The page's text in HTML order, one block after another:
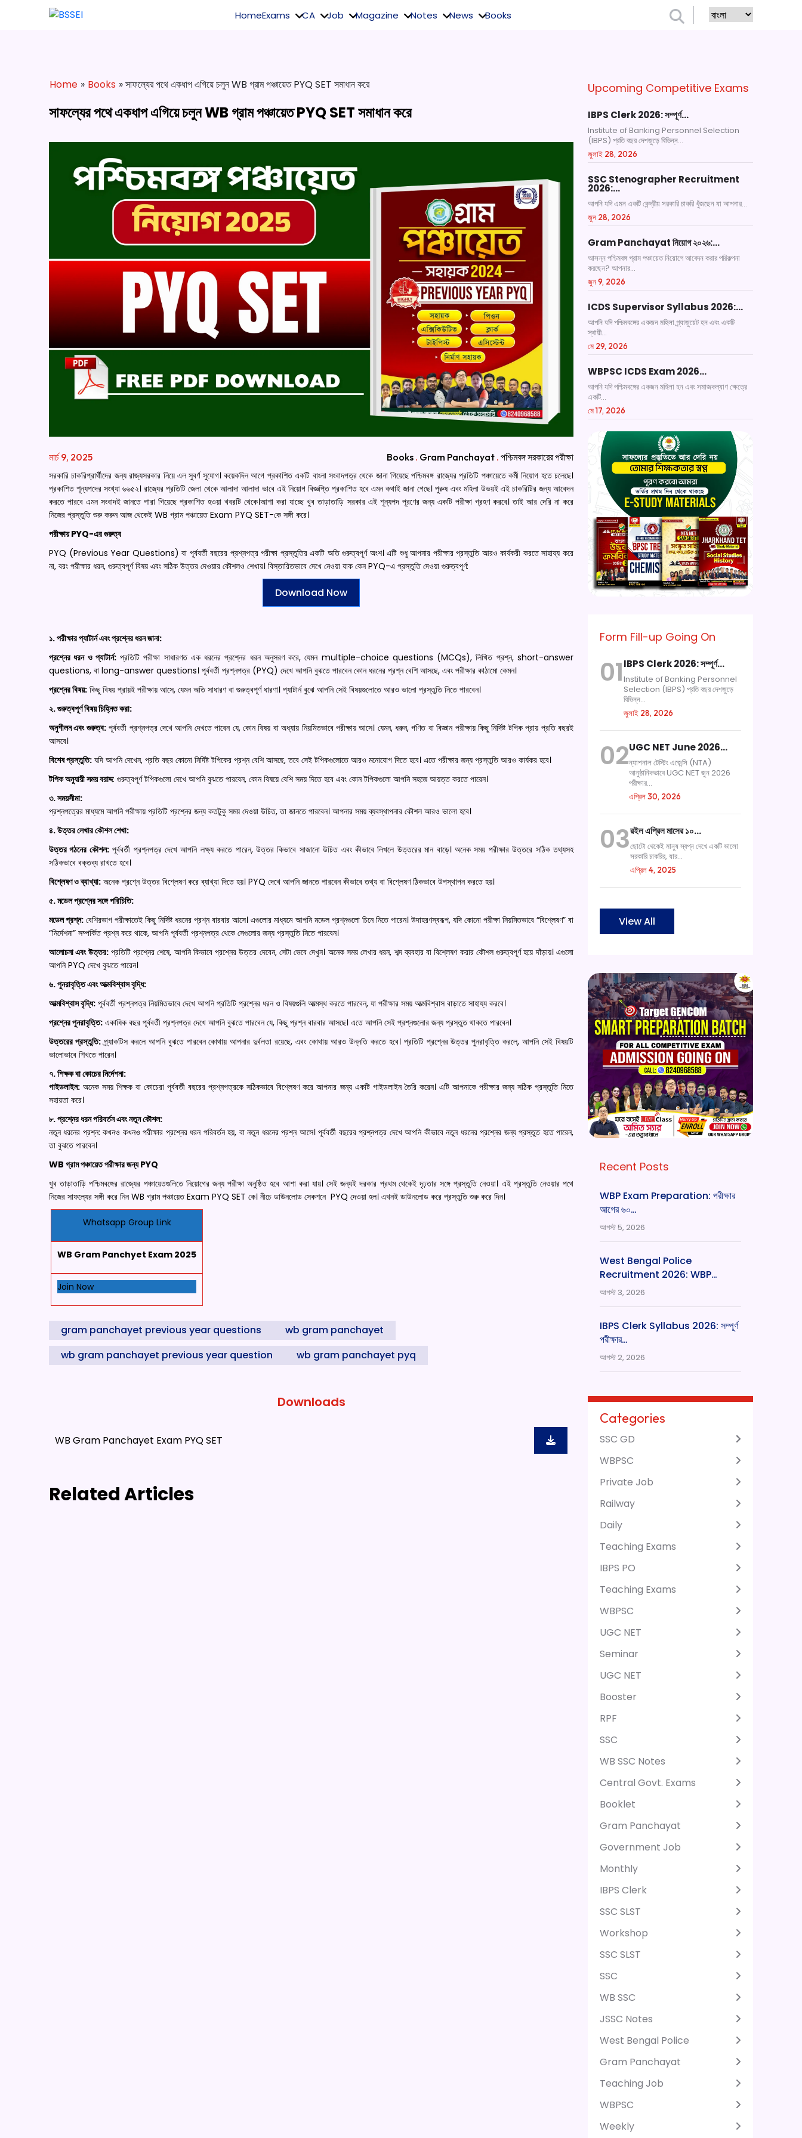
HomeExams CA Job Magazine Notes News Books
Home » Books » সাফল্যের পথে একধাপ এগিয়ে চলুন WB গ্রাম পঞ্চায়েত PYQ SET সমাধান করে
সাফল্যের পথে একধাপ এগিয়ে চলুন WB গ্রাম পঞ্চায়েত PYQ SET সমাধান করে
মার্চ 9, 2025 Books . Gram Panchayat . পশ্চিমবঙ্গ সরকারের পরীক্ষা
সরকারি চাকরিপ্রার্থীদের জন্য রাজ্যসরকার নিয়ে এল সুবর্ণ সুযোগ। কয়েকদিন আগে প্রকাশিত একটি বাংলা সংবাদপত্র থেকে জানা গিয়েছে পশ্চিমবঙ্গ রাজ্যের প্রতিটি পঞ্চায়েতে কর্মী নিয়োগ হতে চলেছে।
প্রকাশিত শূন্যপদের সংখ্যা ৬৬৫২। রাজ্যের প্রতিটি জেলা থেকে আলাদা আলাদা ভাবে এই নিয়োগ বিজ্ঞপ্তি প্রকাশিত হবে এমন কথাই জানা গেছে। পুরুষ এবং মহিলা উভয়ই এই চাকরিটির জন্য আবেদন
করতে পারবে এমন সংবাদই জানতে পারা গিয়েছে প্রকাশিত হওয়া খবরটি থেকে।আশা করা যাচ্ছে খুব তাড়াতাড়ি সরকার এই শূন্যপদ পূরণের জন্য একটি পরীক্ষা গ্রহণ করবে। তাই আর দেরি না করে
নিজের প্রস্তুতি শুরু করুন আজ থেকেই WB গ্রাম পঞ্চায়েত Exam PYQ SET-কে সঙ্গী করে।
পরীক্ষায় PYQ-এর গুরুত্ব
PYQ (Previous Year Questions) বা পূর্ববর্তী বছরের প্রশ্নপত্র পরীক্ষা প্রস্তুতির একটি অতি গুরুত্বপূর্ণ অংশ। এটি শুধু আপনার পরীক্ষার প্রস্তুতি আরও কার্যকরী করতে সাহায্য করে
না, বরং পরীক্ষার ধরন, গুরুত্বপূর্ণ বিষয় এবং সঠিক উত্তর দেওয়ার কৌশলও শেখায়। বিস্তারিতভাবে দেখে নেওয়া যাক কেন PYQ-এ প্রস্তুতি দেওয়া গুরুত্বপূর্ণ:
Download Now
১. পরীক্ষার প্যাটার্ন এবং প্রশ্নের ধরন জানা:
প্রশ্নের ধরন ও প্যাটার্ন:প্রতিটি পরীক্ষা সাধারণত এক ধরনের প্রশ্নের ধরন অনুসরণ করে, যেমন multiple-choice questions (MCQs), লিখিত প্রশ্ন, short-answer
questions, বা long-answer questions। পূর্ববর্তী প্রশ্নপত্র (PYQ) দেখে আপনি বুঝতে পারবেন কোন ধরনের প্রশ্ন বেশি আসছে, এবং পরীক্ষার কাঠামো কেমন।
প্রশ্নের বিষয়: কিছু বিষয় প্রায়ই পরীক্ষায় আসে, যেমন অতি সাধারণ বা গুরুত্বপূর্ণ ধারণা। প্যাটার্ন বুঝে আপনি সেই বিষয়গুলোতে আরও ভালো প্রস্তুতি নিতে পারবেন।
২. গুরুত্বপূর্ণ বিষয় চিহ্নিত করা:
অনুশীলন এবং গুরুত্ব:পূর্ববর্তী প্রশ্নপত্র দেখে আপনি দেখতে পাবেন যে, কোন বিষয় বা অধ্যায় নিয়মিতভাবে পরীক্ষায় আসে। যেমন, ধরুন, গণিত বা বিজ্ঞান পরীক্ষায় কিছু নির্দিষ্ট টপিক প্রায় প্রতি বছরই
আসবে।
বিশেষ প্রস্তুতি: যদি আপনি দেখেন, প্রতি বছর কোনো নির্দিষ্ট টপিকের প্রশ্ন বেশি আসছে, তবে সেই টপিকগুলোতে আরও মনোযোগ দিতে হবে। এতে পরীক্ষার জন্য প্রস্তুতি আরও কার্যকর হবে।
টপিক অনুযায়ী সময় বরাদ্দ: গুরুত্বপূর্ণ টপিকগুলো দেখে আপনি বুঝতে পারবেন, কোন বিষয়ে বেশি সময় দিতে হবে এবং কোন টপিকগুলো আপনি সহজে আয়ত্ত করতে পারেন।
৩. সময়সীমা:
প্রশ্নপত্রের মাধ্যমে আপনি পরীক্ষায় প্রতিটি প্রশ্নের জন্য কতটুকু সময় দেওয়া উচিত, তা জানতে পারবেন। আপনার সময় ব্যবস্থাপনার কৌশল আরও ভালো হবে।
৪. উত্তর লেখার কৌশল শেখা:
উত্তর গঠনের কৌশল:পূর্ববর্তী প্রশ্নপত্র দেখে আপনি লক্ষ্য করতে পারেন, উত্তর কিভাবে সাজানো উচিত এবং কীভাবে লিখলে উত্তরের মান বাড়ে। অনেক সময় পরীক্ষার উত্তরে সঠিক তথ্যসহ
সঠিকভাবে বক্তব্য রাখতে হবে।
বিশ্লেষণ ও ব্যাখ্যা: অনেক প্রশ্নে উত্তর বিশ্লেষণ করে ব্যাখ্যা দিতে হয়। PYQ দেখে আপনি জানতে পারবেন কীভাবে তথ্য বা বিশ্লেষণ ঠিকভাবে উপস্থাপন করতে হয়।
৫. মডেল প্রশ্নের সঙ্গে পরিচিতি:
মডেল প্রশ্ন: বেশিরভাগ পরীক্ষাতেই কিছু নির্দিষ্ট ধরনের প্রশ্ন বারবার আসে। এগুলোর মাধ্যমে আপনি মডেল প্রশ্নগুলো চিনে নিতে পারেন। উদাহরণস্বরূপ, যদি কোনো পরীক্ষা নিয়মিতভাবে “বিশ্লেষণ” বা
“নির্দেশনা” সম্পর্কিত প্রশ্ন করে থাকে, আপনি পূর্ববর্তী প্রশ্নপত্র থেকে সেগুলোর জন্য প্রস্তুতি নিতে পারবেন।
আলোচনা এবং উত্তর:প্রতিটি প্রশ্নের শেষে, আপনি কিভাবে প্রশ্নের উত্তর দেবেন, সেটা ভেবে দেখুন। অনেক সময় লেখার ধরন, শব্দ ব্যবহার বা বিশ্লেষণ করার কৌশল গুরুত্বপূর্ণ হয়ে দাঁড়ায়। এগুলো
আপনি PYQ দেখে বুঝতে পারেন।
৬. পুনরাবৃত্তি এবং আত্মবিশ্বাস বৃদ্ধি:
আত্মবিশ্বাস বৃদ্ধি: পূর্ববর্তী প্রশ্নপত্র নিয়মিতভাবে দেখে আপনি প্রতিটি প্রশ্নের ধরন ও বিষয়গুলি আত্মস্থ করতে পারবেন, যা পরীক্ষার সময় আত্মবিশ্বাস বাড়াতে সাহায্য করবে।
প্রশ্নের পুনরাবৃত্তি: একাধিক বছর পূর্ববর্তী প্রশ্নপত্র দেখে আপনি বুঝতে পারবেন যে, কিছু প্রশ্ন বারবার আসছে। এতে আপনি সেই প্রশ্নগুলোর জন্য প্রস্তুত থাকতে পারবেন।
উত্তরের প্রস্তুতি:প্র্যাকটিস করলে আপনি বুঝতে পারবেন কোথায় আপনার দুর্বলতা রয়েছে, এবং কোথায় আরও উন্নতি করতে হবে। প্রতিটি প্রশ্নের উত্তর পুনরাবৃত্তি করলে, আপনি সেই বিষয়টি
ভালোভাবে শিখতে পারেন।
৭. শিক্ষক বা কোচের নির্দেশনা:
গাইডলাইন: অনেক সময় শিক্ষক বা কোচেরা পূর্ববর্তী বছরের প্রশ্নপত্রকে সঠিকভাবে বিশ্লেষণ করে আপনার জন্য একটি গাইডলাইন তৈরি করেন। এটি আপনাকে পরীক্ষার জন্য সঠিক প্রস্তুতি নিতে
সহায়তা করে।
৮. প্রশ্নের ধরন পরিবর্তন এবং নতুন কৌশল:
নতুন ধরনের প্রশ্ন: কখনও কখনও পরীক্ষার প্রশ্নের ধরন পরিবর্তন হয়, বা নতুন ধরনের প্রশ্ন আসে। পূর্ববর্তী বছরের প্রশ্নপত্র দেখে আপনি কীভাবে নতুন ধরনের প্রশ্নের জন্য প্রস্তুত হতে পারেন,
তা বুঝতে পারবেন।
WB গ্রাম পঞ্চায়েত পরীক্ষার জন্য PYQ
খুব তাড়াতাড়ি পশ্চিমবঙ্গের রাজ্যের পঞ্চায়েতগুলিতে নিয়োগের জন্য পরীক্ষা অনুষ্ঠিত হবে আশা করা যায়। সেই জন্যই দরকার প্রথম থেকেই দৃঢ়তার সঙ্গে প্রস্তুতি নেওয়া। এই প্রস্তুতি নেওয়ার পথে
নিজের সাফল্যের সঙ্গী করে নিন WB গ্রাম পঞ্চায়েত Exam PYQ SET কে। নীচে ডাউনলোড সেকশনে PYQ দেওয়া হল। এখনই ডাউনলোড করে প্রস্তুতি শুরু করে দিন।
Whatsapp Group Link
WB Gram Panchyet Exam 2025
Join Now
gram panchayet previous year questions
wb gram panchayet
wb gram panchayet previous year question
wb gram panchayet pyq
Downloads
WB Gram Panchayet Exam PYQ SET
Related Articles
Upcoming Competitive Exams
IBPS Clerk 2026: সম্পূর্ণ…
Institute of Banking Personnel Selection
(IBPS) প্রতি বছর দেশজুড়ে বিভিন্ন...
জুলাই 28, 2026
SSC Stenographer Recruitment
2026:…
আপনি যদি এমন একটি কেন্দ্রীয় সরকারি চাকরি খুঁজছেন যা আপনার...
জুন 28, 2026
Gram Panchayat নিয়োগ ২০২৬:…
আসন্ন পশ্চিমবঙ্গ গ্রাম পঞ্চায়েত নিয়োগে আবেদন করার পরিকল্পনা
করছেন? আপনার...
জুন 9, 2026
ICDS Supervisor Syllabus 2026:…
আপনি যদি পশ্চিমবঙ্গের একজন মহিলা গ্র্যাজুয়েট হন এবং একটি
স্থায়ী...
মে 29, 2026
WBPSC ICDS Exam 2026…
আপনি যদি পশ্চিমবঙ্গের একজন মহিলা হন এবং সমাজকল্যাণ ক্ষেত্রে
একটি...
মে 17, 2026
Form Fill-up Going On
01IBPS Clerk 2026: সম্পূর্ণ…
Institute of Banking Personnel
Selection (IBPS) প্রতি বছর দেশজুড়ে
বিভিন্ন...
জুলাই 28, 2026
02UGC NET June 2026…
ন্যাশনাল টেস্টিং এজেন্সি (NTA)
আনুষ্ঠানিকভাবে UGC NET জুন 2026
পরীক্ষার...
এপ্রিল 30, 2026
03রইল এপ্রিল মাসের ১০…
ছোটো থেকেই মানুষ স্বপ্ন দেখে একটি ভালো
সরকারি চাকরির, যার...
এপ্রিল 4, 2025
View All
Recent Posts
WBP Exam Preparation: পরীক্ষার
আগের ৬০…
আগস্ট 5, 2026
West Bengal Police
Recruitment 2026: WBP…
আগস্ট 3, 2026
IBPS Clerk Syllabus 2026: সম্পূর্ণ
পরীক্ষার…
আগস্ট 2, 2026
Categories
SSC GD
WBPSC
Private Job
Railway
Daily
Teaching Exams
IBPS PO
Teaching Exams
WBPSC
UGC NET
Seminar
UGC NET
Booster
RPF
SSC
WB SSC Notes
Central Govt. Exams
Booklet
Gram Panchayat
Government Job
Monthly
IBPS Clerk
SSC SLST
Workshop
SSC SLST
SSC
WB SSC
JSSC Notes
West Bengal Police
Gram Panchayat
Teaching Job
WBPSC
Weekly